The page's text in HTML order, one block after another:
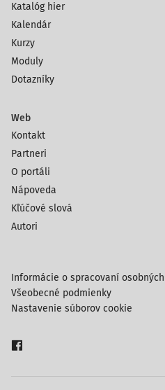
Katalóg hier
Kalendár
Kurzy
Moduly
Dotazníky
Web
Kontakt
Partneri
O portáli
Nápoveda
Kľúčové slová
Autori
Informácie o spracovaní
Všeobecné podmienky
Nastavenie súborov cookie